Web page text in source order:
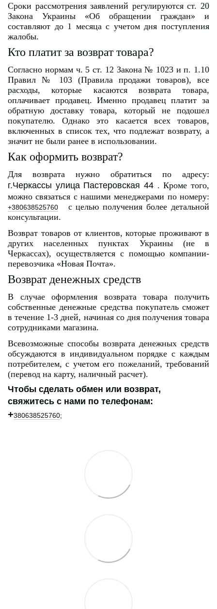
Сроки рассмотрения заявлений регулируются ст. 20
Закона Украины «Об обращении граждан» и
составляют до 1 месяца с учетом дня поступления
жалобы.
Кто платит за возврат товара?
Согласно нормам ч. 5 ст. 12 Закона № 1023 и п. 1.10
Правил № 103 (Правила продажи товаров), все
расходы, которые касаются возврата товара,
оплачивает продавец. Именно продавец платит за
обратную доставку товара, который не подошел
покупателю. Однако это касается всех товаров,
включенных в список тех, что подлежат возврату, а
значит не были ранее в использовании.
Как оформить возврат?
Для возврата нужно обратиться по адресу:
г.Черкассы улица Пастеровская 44 . Кроме того,
можно связаться с нашими менеджерами по номеру:
+380638525760
с целью получения более детальной
консультации.
Возврат товаров от клиентов, которые проживают в
других населенных пунктах Украины (не в
Черкассах), осуществляется с помощью компании-
перевозчика «Новая Почта».
Возврат денежных средств
В случае оформления возврата товара получить
собственные денежные средства покупатель сможет
в течение 1-3 дней, начиная со дня получения товара
сотрудниками магазина.
Всевозможные способы возврата денежных средств
обсуждаются в индивидуальном порядке с каждым
потребителем, с учетом его пожеланий, требований
(перевод на карту, наличный расчет).
Чтобы сделать обмен или возврат,
свяжитесь с нами по телефонам:
+380638525760;